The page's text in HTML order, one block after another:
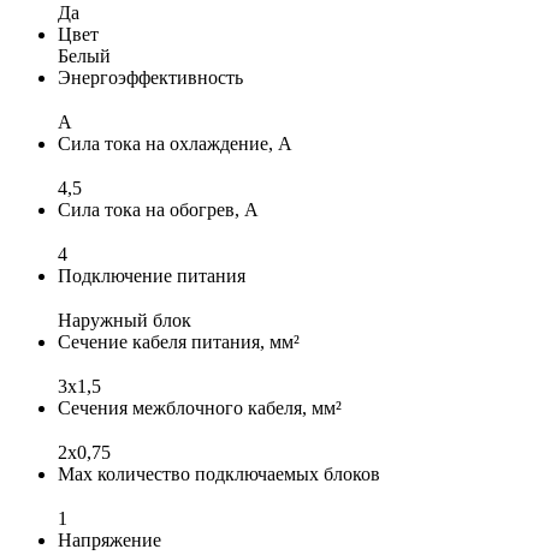
Да
Цвет
Белый
Энергоэффективность
A
Сила тока на охлаждение, А
4,5
Сила тока на обогрев, А
4
Подключение питания
Наружный блок
Сечение кабеля питания, мм²
3x1,5
Сечения межблочного кабеля, мм²
2х0,75
Max количество подключаемых блоков
1
Напряжение